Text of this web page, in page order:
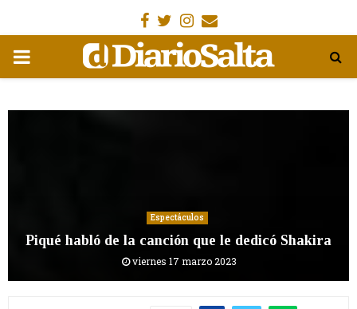
Facebook
Gorjeo
Instagram
Email
MENÚ
Espectáculos
Piqué habló de la canción que le dedicó Shakira
viernes 17 marzo 2023